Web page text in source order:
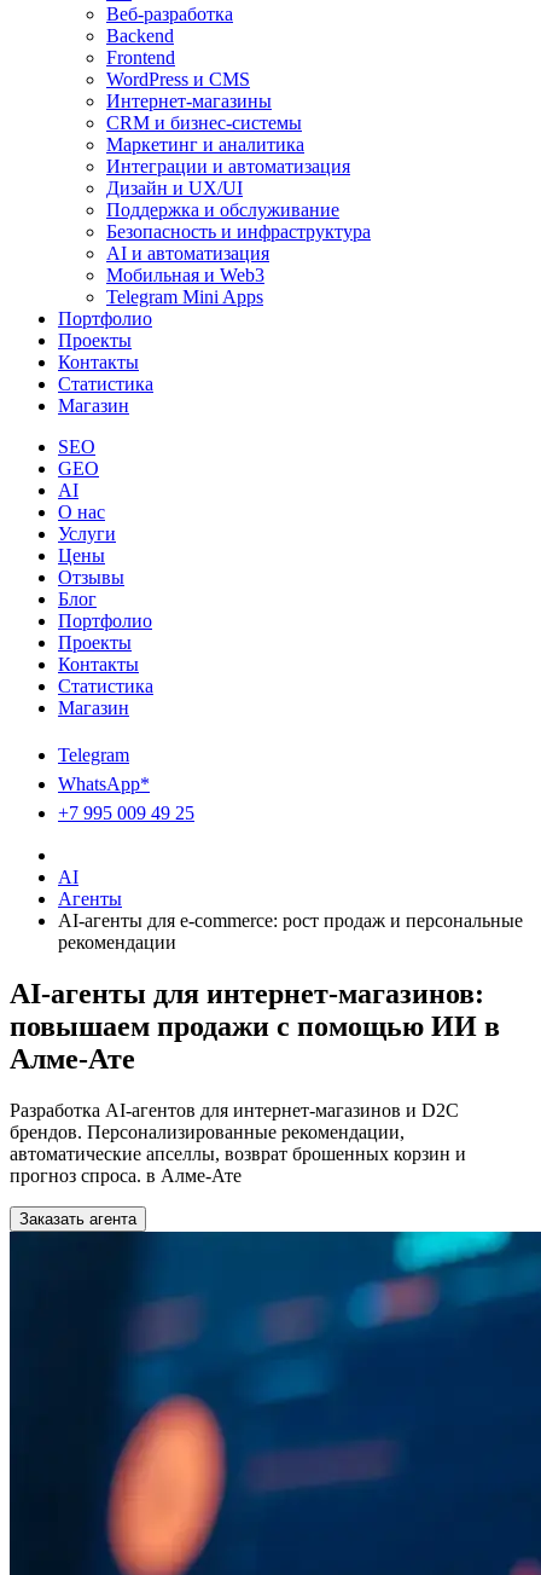
Веб-разработка
Backend
Frontend
WordPress и CMS
Интернет-магазины
CRM и бизнес-системы
Маркетинг и аналитика
Интеграции и автоматизация
Дизайн и UX/UI
Поддержка и обслуживание
Безопасность и инфраструктура
AI и автоматизация
Мобильная и Web3
Telegram Mini Apps
Портфолио
Проекты
Контакты
Статистика
Магазин
SEO
GEO
AI
О нас
Услуги
Цены
Отзывы
Блог
Портфолио
Проекты
Контакты
Статистика
Магазин
Telegram
WhatsApp*
+7 995 009 49 25
AI
Агенты
AI-агенты для e-commerce: рост продаж и персональные
рекомендации
AI-агенты для интернет-магазинов:
повышаем продажи с помощью ИИ в
Алме-Ате
Разработка AI-агентов для интернет-магазинов и D2C
брендов. Персонализированные рекомендации,
автоматические апселлы, возврат брошенных корзин и
прогноз спроса. в Алме-Ате
Заказать агента